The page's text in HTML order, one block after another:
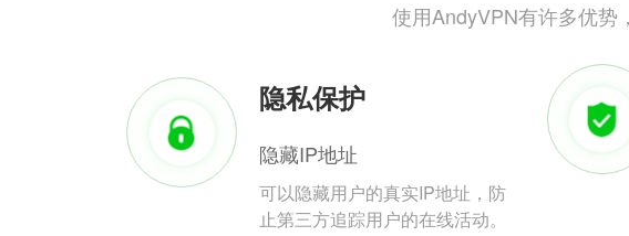
使用AndyVPN有许多优势
隐私保护
隐藏IP地址
可以隐藏用户的真实IP地址，防
止第三方追踪用户的在线活动。